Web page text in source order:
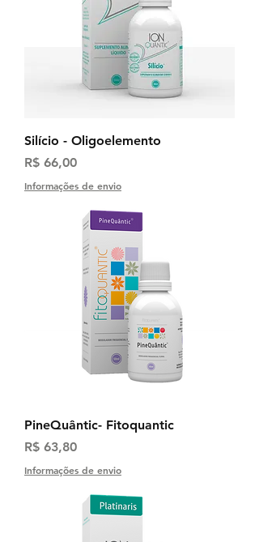
Silício - Oligoelemento
Preço
R$ 66,00
Informações de envio
PineQuântic- Fitoquantic
Preço
R$ 63,80
Informações de envio